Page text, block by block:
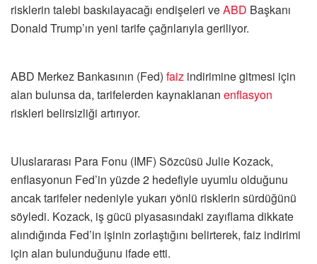
risklerin talebi baskılayacağı endişeleri veABD Başkanı
Donald Trump’ın yeni tarife çağrılarıyla geriliyor.
ABD Merkez Bankasının (Fed) faiz indirimine gitmesi için
alan bulunsa da, tarifelerden kaynaklanan enflasyon
riskleri belirsizliği artırıyor.
Uluslararası Para Fonu (IMF) Sözcüsü Julie Kozack,
enflasyonun Fed’in yüzde 2 hedefiyle uyumlu olduğunu
ancak tarifeler nedeniyle yukarı yönlü risklerin sürdüğünü
söyledi. Kozack, iş gücü piyasasındaki zayıflama dikkate
alındığında Fed’in işinin zorlaştığını belirterek, faiz indirimi
için alan bulunduğunu ifade etti.